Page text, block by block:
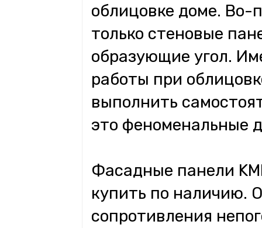
облицовке доме. Во-
только стеновые
образующие угол.
работы при
выполнить
это феноменальные
Фасадные панели
купить по наличию.
сопротивления